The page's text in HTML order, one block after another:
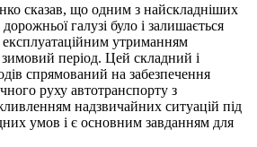
сказав, що одним з найскладніших
галузі було і залишається
утриманням
період. Цей складний і
спрямований на забезпечення
руху автотранспорту з
надзвичайних ситуацій під
умов і є основним завданням для